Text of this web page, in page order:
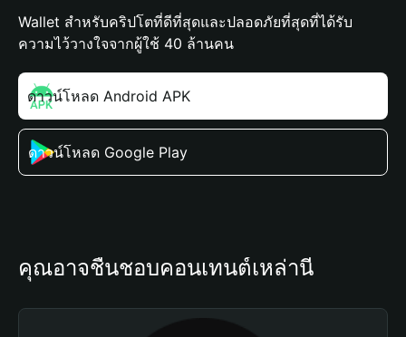
Wallet สำหรับคริปโตที่ดีที่สุดและปลอดภัยที่สุดที่ได้รับ
ความไว้วางใจจากผู้ใช้ 40 ล้านคน
ดาวน์โหลด Android APK
ดาวน์โหลด Google Play
คุณอาจชื่นชอบคอนเทนต์เหล่านี้